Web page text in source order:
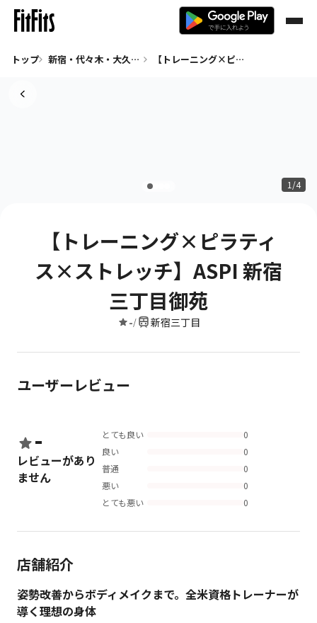
トップ 新宿・代々木・大久保 全て 【トレーニング×ピラティス×ストレッチ】ASPI 新宿三丁目御苑
1/4
【トレーニング×ピラティ
ス×ストレッチ】ASPI 新宿
三丁目御苑
-/ 新宿三丁目
ユーザーレビュー
-
レビューがあり
ません
とても良い
0
良い
0
普通
0
悪い
0
とても悪い
0
店舗紹介
姿勢改善からボディメイクまで。全米資格トレーナーが
導く理想の身体